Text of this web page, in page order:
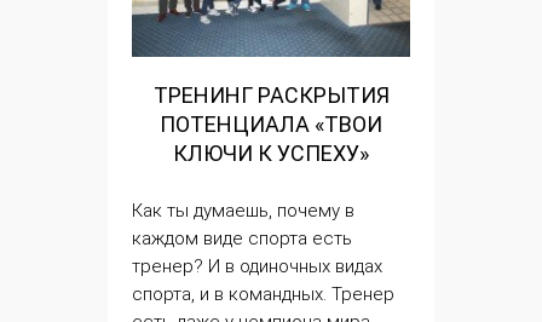
ТРЕНИНГ РАСКРЫТИЯ
ПОТЕНЦИАЛА «ТВОИ
КЛЮЧИ К УСПЕХУ»
Как ты думаешь, почему в
каждом виде спорта есть
тренер? И в одиночных видах
спорта, и в командных. Тренер